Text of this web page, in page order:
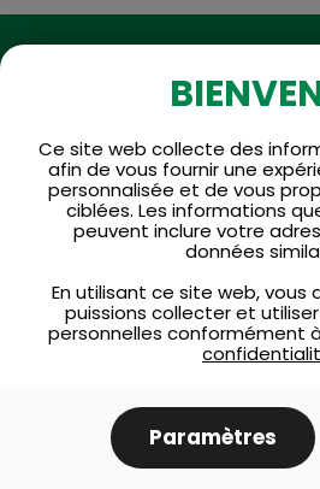
Vous
ou des
Questions
Communiquez
Ce site web collecte des
afin de vous fournir une
personnalisée et de vous
ciblées. Les informations
peuvent inclure votre
données
En utilisant ce site web, vous
puissions collecter et
personnelles conformément
Paramètres